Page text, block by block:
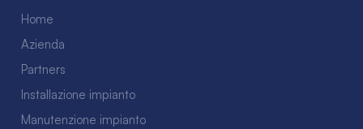
Home
Azienda
Partners
Installazione impianto
Manutenzione impianto